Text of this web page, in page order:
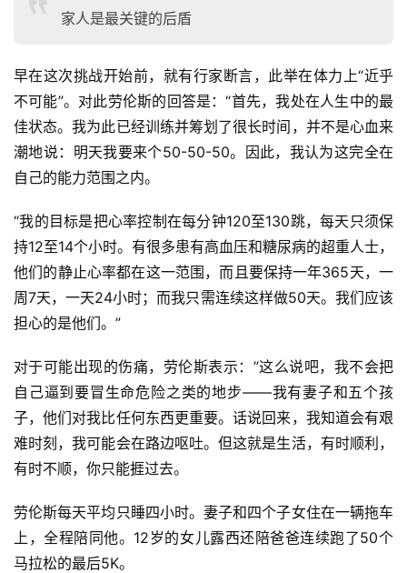
家人是最关键的后盾
早在这次挑战开始前，就有行家断言，此举在体力上“近乎
不可能”。对此劳伦斯的回答是：“首先，我处在人生中的最
佳状态。我为此已经训练并筹划了很长时间，并不是心血来
潮地说：明天我要来个50-50-50。因此，我认为这完全在
自己的能力范围之内。
“我的目标是把心率控制在每分钟120至130跳，每天只须保
持12至14个小时。有很多患有高血压和糖尿病的超重人士，
他们的静止心率都在这一范围，而且要保持一年365天，一
周7天，一天24小时；而我只需连续这样做50天。我们应该
担心的是他们。”
对于可能出现的伤痛，劳伦斯表示：”这么说吧，我不会把
自己逼到要冒生命危险之类的地步——我有妻子和五个孩
子，他们对我比任何东西更重要。话说回来，我知道会有艰
难时刻，我可能会在路边呕吐。但这就是生活，有时顺利，
有时不顺，你只能捱过去。
劳伦斯每天平均只睡四小时。妻子和四个子女住在一辆拖车
上，全程陪同他。12岁的女儿露西还陪爸爸连续跑了50个
马拉松的最后5K。